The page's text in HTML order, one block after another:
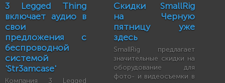
3 Legged Thing
включает аудио в
свои
предложения с
беспроводной
системой
'Str3amcase'
Компания 3 Legged
Скидки SmallRig
на Черную
пятницу уже
здесь
SmallRig предлагает
значительные скидки на
оборудование для
фото- и видеосъемки в